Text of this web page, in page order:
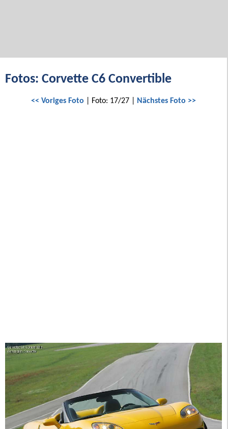
Fotos: Corvette C6 Convertible
<< Voriges Foto | Foto: 17/27 | Nächstes Foto >>